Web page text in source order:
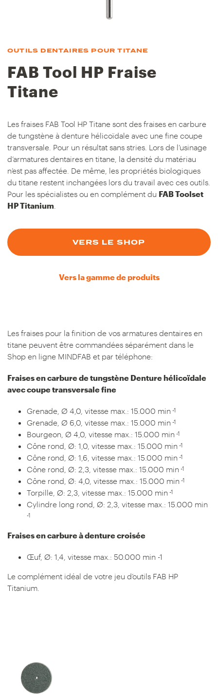
OUTILS DENTAIRES POUR TITANE
FAB Tool HP Fraise
Titane
Les fraises FAB Tool HP Titane sont des fraises en carbure
de tungstène à denture hélicoïdale avec une fine coupe
transversale. Pour un résultat sans stries. Lors de l’usinage
d’armatures dentaires en titane, la densité du matériau
n’est pas affectée. De même, les propriétés biologiques
du titane restent inchangées lors du travail avec ces outils.
Pour les spécialistes ou en complément du FAB Toolset
HP Titanium
VERS LE SHOP
Vers la gamme de produits
Les fraises pour la finition de vos armatures dentaires en
titane peuvent être commandées séparément dans le
Shop en ligne MINDFAB et par téléphone:
Fraises en carbure de tungstène Denture hélicoïdale
avec coupe transversale fine
Grenade, Ø 4,0, vitesse max.: 15.000 min -1
Grenade, Ø 6,0, vitesse max.: 15.000 min -1
Bourgeon, Ø 4,0, vitesse max.: 15.000 min -1
Cône rond, Ø: 1,0, vitesse max.: 15.000 min -1
Cône rond, Ø: 1,6, vitesse max.: 15.000 min -1
Cône rond, Ø: 2,3, vitesse max.: 15.000 min -1
Cône rond, Ø: 4,0, vitesse max.: 15.000 min -1
Torpille, Ø: 2,3, vitesse max.: 15.000 min -1
Cylindre long rond, Ø: 2,3, vitesse max.: 15.000 min
-1
Fraises en carbure à denture croisée
Œuf, Ø: 1,4, vitesse max.: 50.000 min -1
Le complément idéal de votre jeu d’outils FAB HP
Titanium.